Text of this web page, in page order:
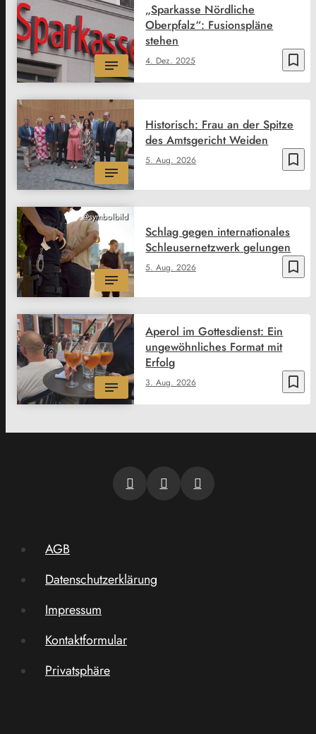
bookmark_border
4. Dez. 2025
„Sparkasse Nördliche
Oberpfalz“: Fusionspläne
stehen
bookmark_border
5. Aug. 2026
Historisch: Frau an der Spitze
des Amtsgericht Weiden
@symbolbild
bookmark_border
5. Aug. 2026
Schlag gegen internationales
Schleusernetzwerk gelungen
bookmark_border
3. Aug. 2026
Aperol im Gottesdienst: Ein
ungewöhnliches Format mit
Erfolg
AGB
Datenschutzerklärung
Impressum
Kontaktformular
Privatsphäre